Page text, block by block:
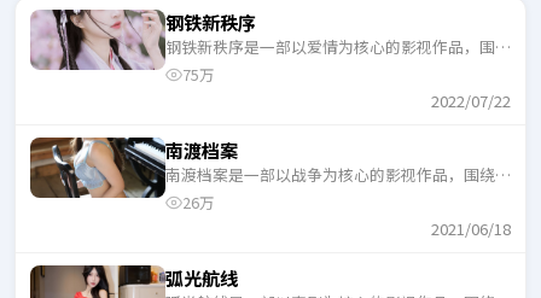
钢铁新秩序
钢铁新秩序是一部以爱情为核心的影视作品，围绕
危机、反转与人物成长展开，整体节奏紧凑，适合
75万
2022/07/22
南渡档案
南渡档案是一部以战争为核心的影视作品，围绕危
机、反转与人物成长展开，整体节奏紧凑，适合一
26万
2021/06/18
弧光航线